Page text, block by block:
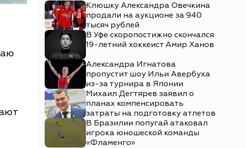
Клюшку Александра Овечкина
продали на аукционе за 940
тысяч рублей
В Уфе скоропостижно скончался
19-летний хоккеист Амир Ханов
Александра Игнатова
пропустит шоу Ильи Авербуха
из-за турнира в Японии
Михаил Дегтярев заявил о
планах компенсировать
затраты на подготовку атлетов
В Бразилии попугай атаковал
игрока юношеской команды
«Фламенго»